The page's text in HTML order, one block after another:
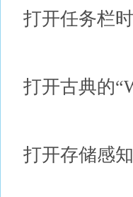
打开任务栏
打开古典的
打开存储感